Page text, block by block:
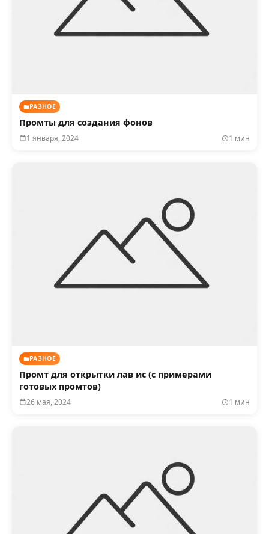
РАЗНОЕ
Промты для создания фонов
1 января, 2024 1 мин
РАЗНОЕ
Промт для открытки лав ис (с примерами
готовых промтов)
26 мая, 2024 1 мин